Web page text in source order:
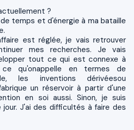
?
temps et d'énergie à ma bataille
est réglée, je vais retrouver
mes recherches. Je vais
tout ce qui est connexe à
qu'onappelle en termes de
les inventions dérivéesou
un réservoir à partir d'une
en soi aussi. Sinon, je suis
jour. J'ai des difficultés à faire des